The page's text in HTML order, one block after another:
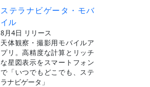
ステラナビゲータ・モバ
イル
8月4日 リリース
天体観察・撮影用モバイルア
プリ。高精度な計算とリッチ
な星図表示をスマートフォン
で「いつでもどこでも、ステ
ラナビゲータ」